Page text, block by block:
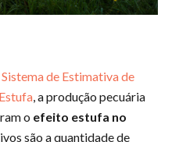
Sistema de Estimativa de
, a produção pecuária
o efeito estufa no
são a quantidade de